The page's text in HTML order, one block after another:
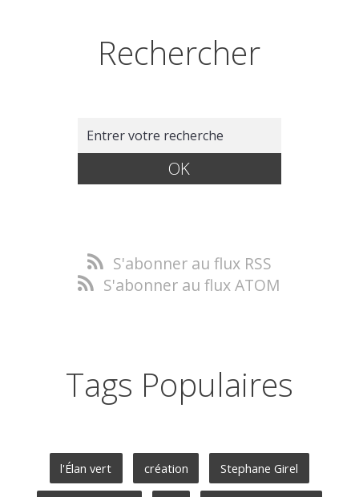
Rechercher
S'abonner au flux RSS
S'abonner au flux ATOM
Tags Populaires
l'Élan vert création Stephane Girel